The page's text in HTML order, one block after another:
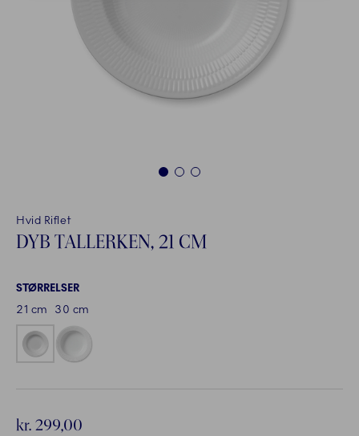
1 2 3
Hvid Riflet
DYB TALLERKEN, 21 CM
STØRRELSER
21 cm
30 cm
kr. 299,00